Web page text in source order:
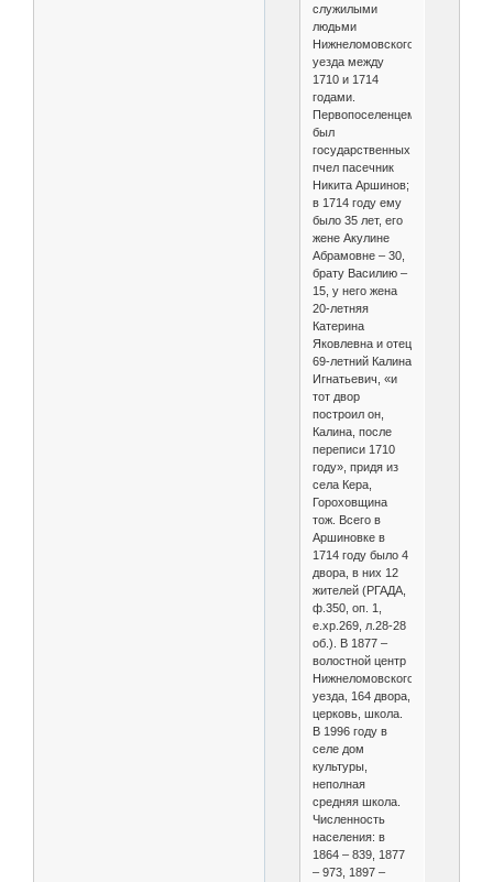
служилыми
людьми
Нижнеломовского
уезда между
1710 и 1714
годами.
Первопоселенцем
был
государственных
пчел пасечник
Никита Аршинов;
в 1714 году ему
было 35 лет, его
жене Акулине
Абрамовне – 30,
брату Василию –
15, у него жена
20-летняя
Катерина
Яковлевна и отец
69-летний Калина
Игнатьевич, «и
тот двор
построил он,
Калина, после
переписи 1710
году», придя из
села Кера,
Гороховщина
тож. Всего в
Аршиновке в
1714 году было 4
двора, в них 12
жителей (РГАДА,
ф.350, оп. 1,
е.хр.269, л.28-28
об.). В 1877 –
волостной центр
Нижнеломовского
уезда, 164 двора,
церковь, школа.
В 1996 году в
селе дом
культуры,
неполная
средняя школа.
Численность
населения: в
1864 – 839, 1877
– 973, 1897 –